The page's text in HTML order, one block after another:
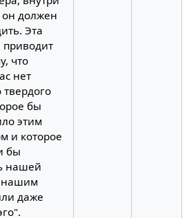
он должен
Эта
приводит
что
нет
твердого
бы
этим
и которое
бы
нашей
нашим
даже